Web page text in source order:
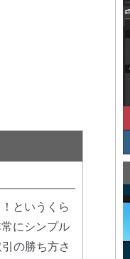
というくら
にシンプル
の勝ち方さ